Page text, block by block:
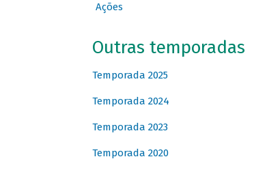
Ações
Outras temporadas
Temporada 2025
Temporada 2024
Temporada 2023
Temporada 2020